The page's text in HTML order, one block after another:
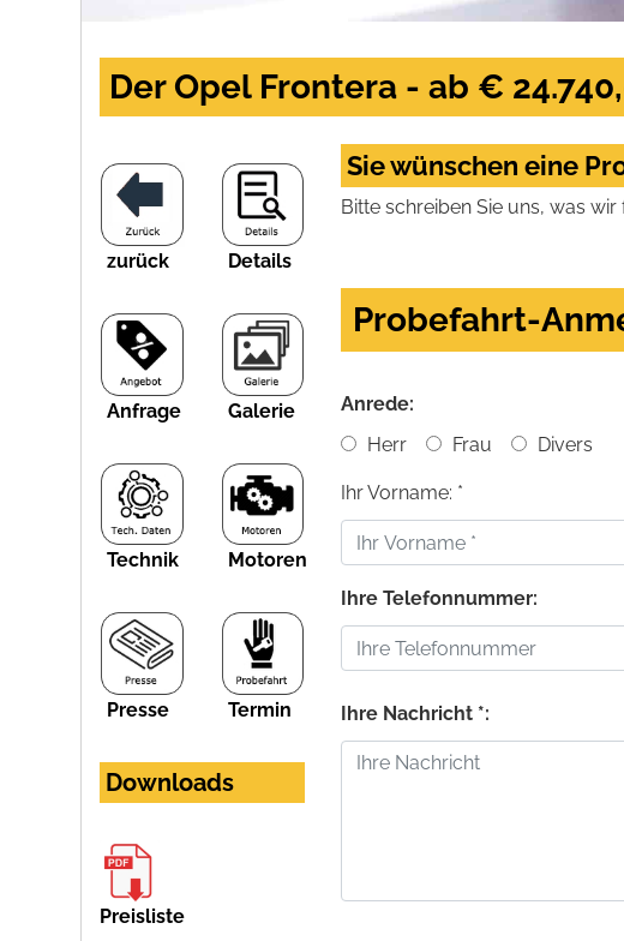
Der Opel Frontera - ab €
zurück Details
Anfrage Galerie
Technik Motoren
Presse Termin
Downloads
Preisliste
Sie wünschen eine
Bitte schreiben Sie uns, was
Probefahrt-
Anrede:
Herr
Frau Divers
Ihr Vorname: *
Ihre Telefonnummer:
Ihre Nachricht *: